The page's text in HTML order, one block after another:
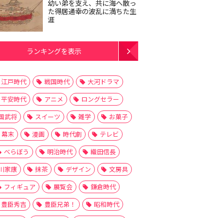
幼い弟を支え、共に海へ散っ
た得居通幸の波乱に満ちた生
涯
ランキングを表示
江戸時代 戦国時代
大河ドラマ
平安時代
アニメ
ロングセラー
武将
スイーツ 雑学
お菓子
幕末
漫画 時代劇
テレビ
べらぼう
明治時代
織田信長
家康
抹茶 デザイン
文房具
フィギュア
展覧会
鎌倉時代
豊臣秀吉
豊臣兄弟！
昭和時代